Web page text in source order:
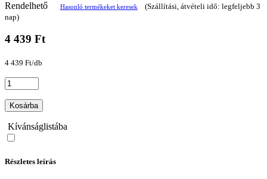
Rendelhető Hasonló termékeket keresek
(Szállítási, átvételi idő: legfeljebb 3
nap)
4 439 Ft
4 439 Ft/db
Kosárba
Kívánságlistába
Részletes leírás